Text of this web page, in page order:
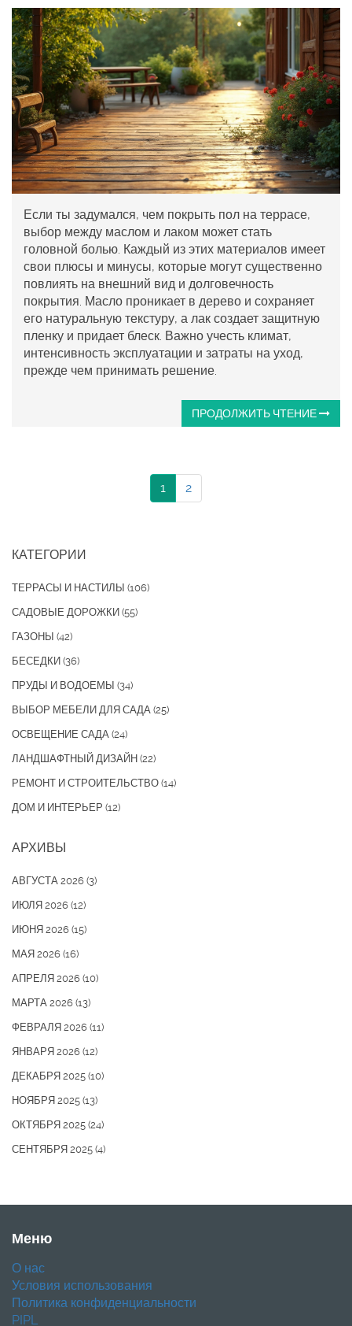
Если ты задумался, чем покрыть пол на террасе,
выбор между маслом и лаком может стать
головной болью. Каждый из этих материалов имеет
свои плюсы и минусы, которые могут существенно
повлиять на внешний вид и долговечность
покрытия. Масло проникает в дерево и сохраняет
его натуральную текстуру, а лак создает защитную
пленку и придает блеск. Важно учесть климат,
интенсивность эксплуатации и затраты на уход,
прежде чем принимать решение.
ПРОДОЛЖИТЬ ЧТЕНИЕ
1 2
КАТЕГОРИИ
ТЕРРАСЫ И НАСТИЛЫ (106)
САДОВЫЕ ДОРОЖКИ (55)
ГАЗОНЫ (42)
БЕСЕДКИ (36)
ПРУДЫ И ВОДОЕМЫ (34)
ВЫБОР МЕБЕЛИ ДЛЯ САДА (25)
ОСВЕЩЕНИЕ САДА (24)
ЛАНДШАФТНЫЙ ДИЗАЙН (22)
РЕМОНТ И СТРОИТЕЛЬСТВО (14)
ДОМ И ИНТЕРЬЕР (12)
АРХИВЫ
АВГУСТА 2026 (3)
ИЮЛЯ 2026 (12)
ИЮНЯ 2026 (15)
МАЯ 2026 (16)
АПРЕЛЯ 2026 (10)
МАРТА 2026 (13)
ФЕВРАЛЯ 2026 (11)
ЯНВАРЯ 2026 (12)
ДЕКАБРЯ 2025 (10)
НОЯБРЯ 2025 (13)
ОКТЯБРЯ 2025 (24)
СЕНТЯБРЯ 2025 (4)
Меню
О нас
Условия использования
Политика конфиденциальности
PIPL